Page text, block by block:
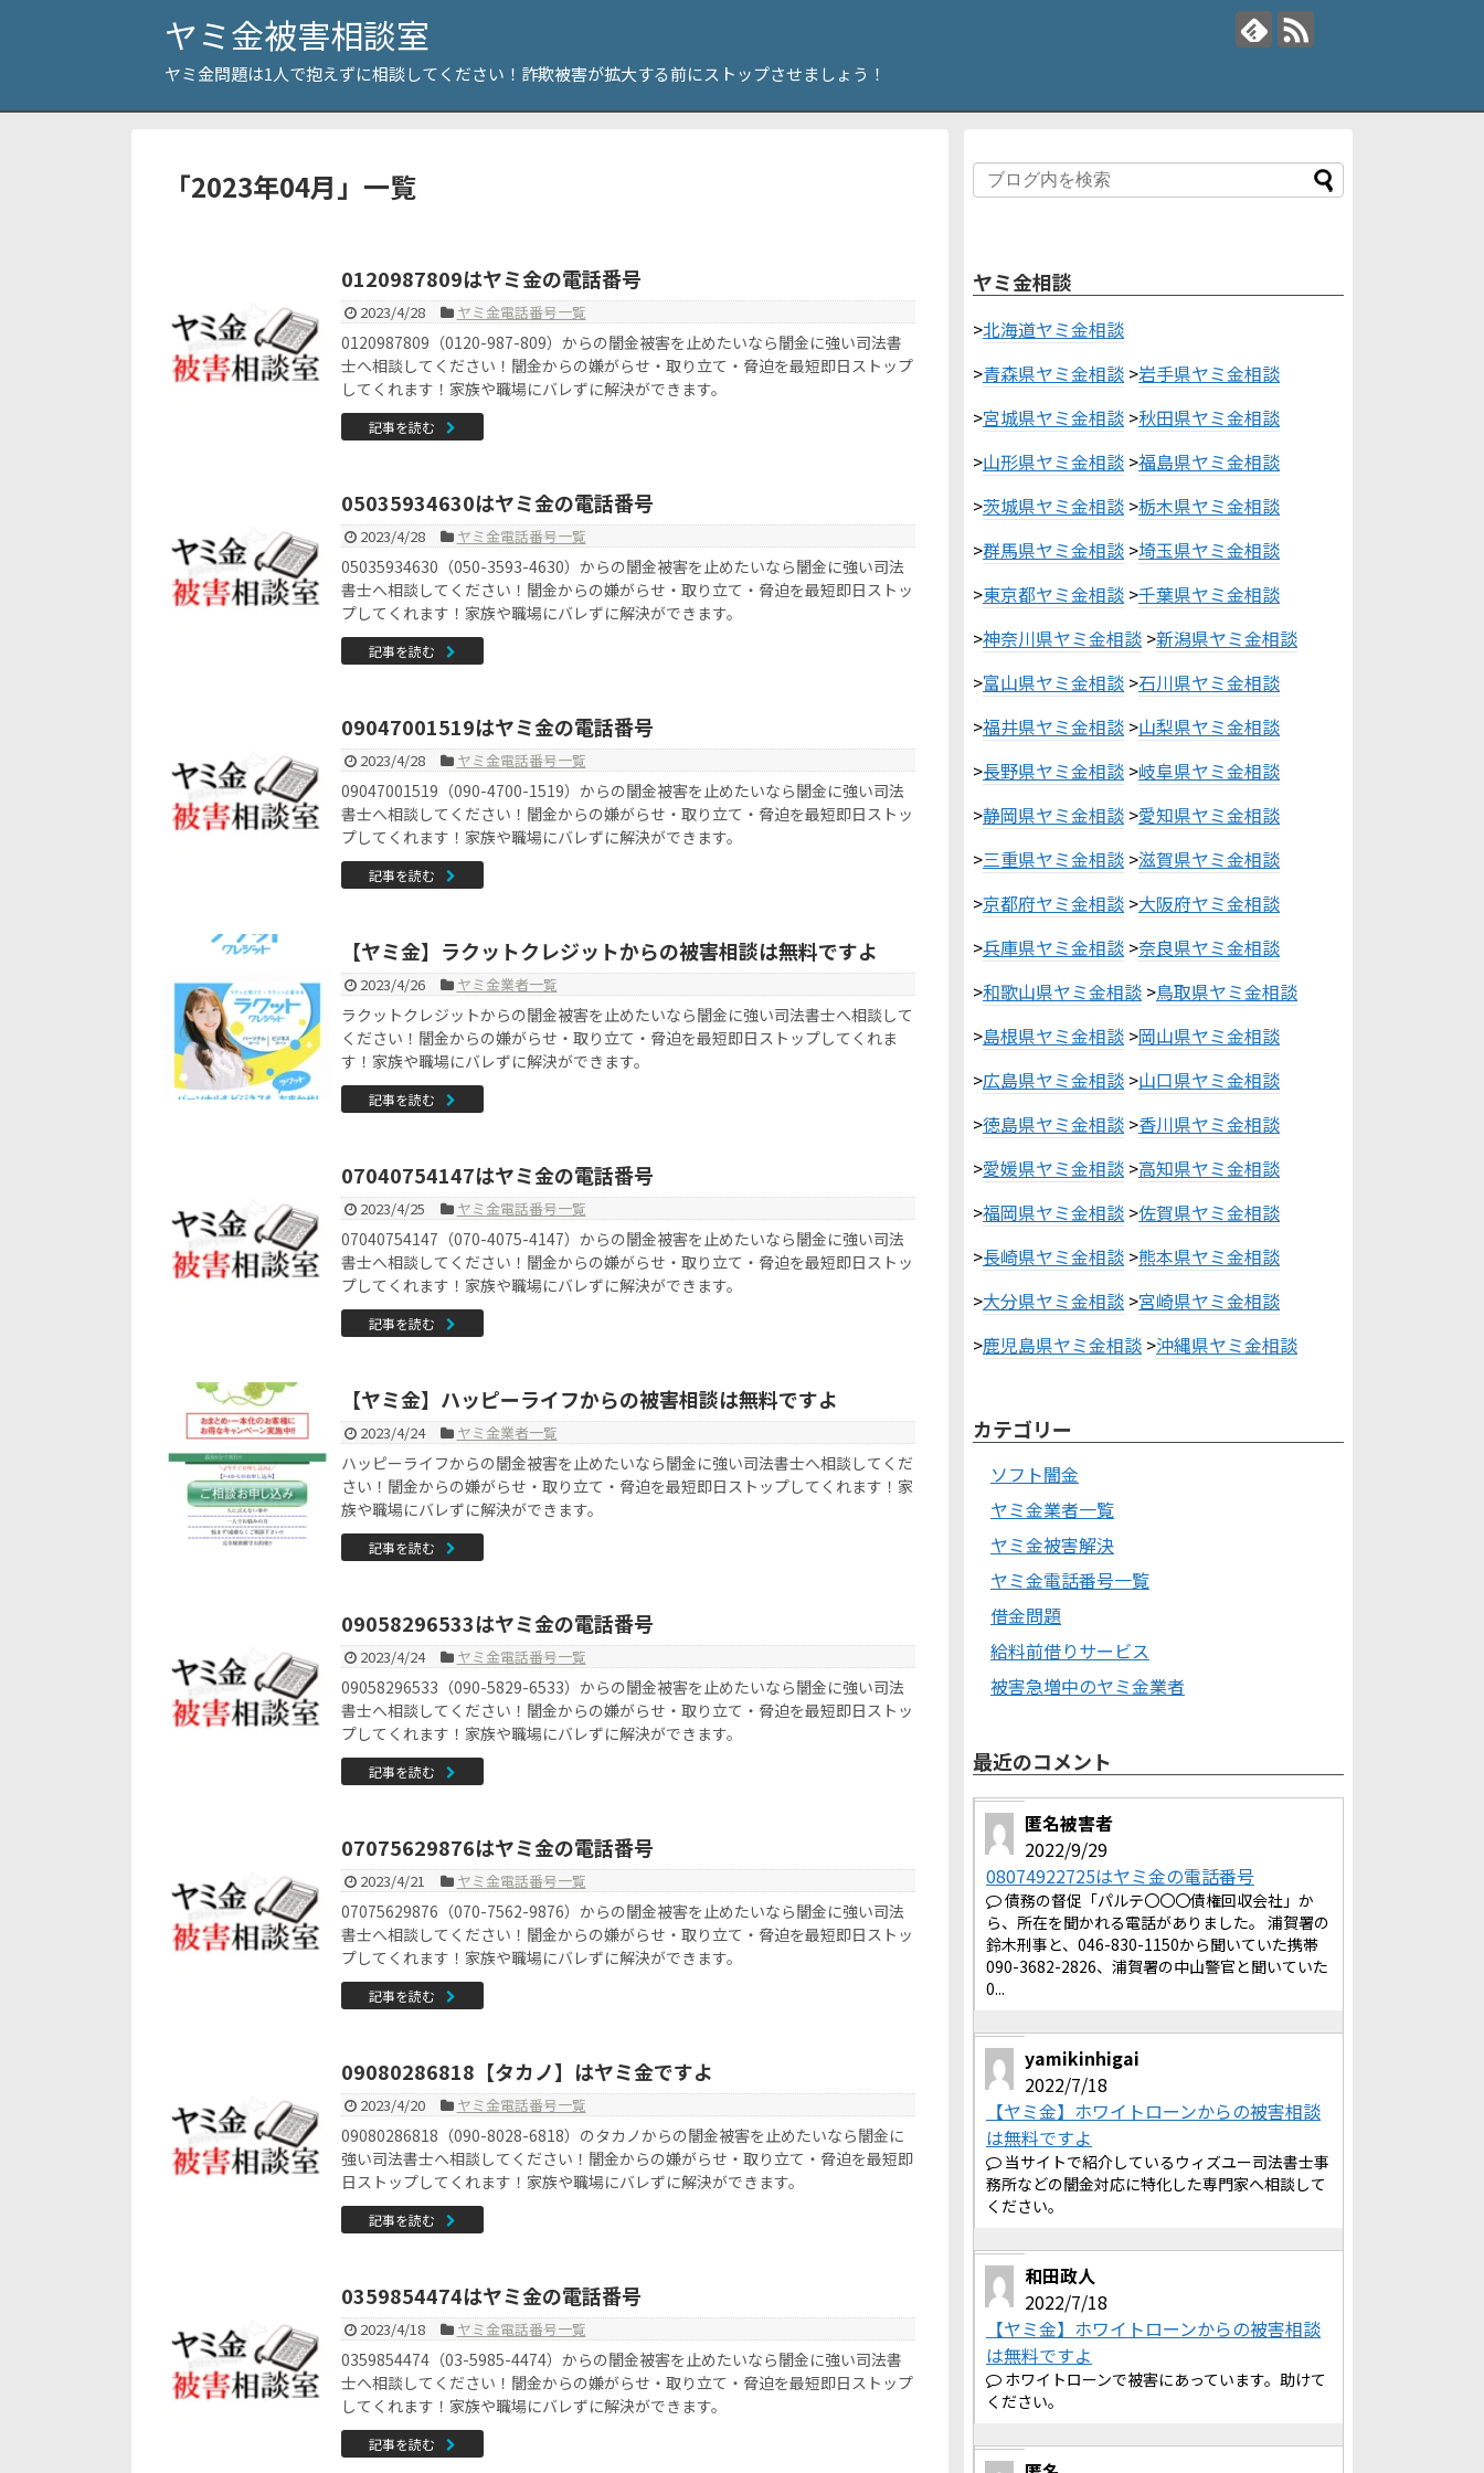
ヤミ金被害相談室
ヤミ金問題は1人で抱えずに相談してください！詐欺被害が拡大する前にストップさせましょう！
「2023年04月」 一覧
0120987809はヤミ金の電話番号
2023/4/28 ヤミ金電話番号一覧
0120987809（0120-987-809）からの闇金被害を止めたいなら闇金に強い司法書
士へ相談してください！闇金からの嫌がらせ・取り立て・脅迫を最短即日ストップ
してくれます！家族や職場にバレずに解決ができます。
記事を読む
05035934630はヤミ金の電話番号
2023/4/28 ヤミ金電話番号一覧
05035934630（050-3593-4630）からの闇金被害を止めたいなら闇金に強い司法
書士へ相談してください！闇金からの嫌がらせ・取り立て・脅迫を最短即日ストッ
プしてくれます！家族や職場にバレずに解決ができます。
記事を読む
09047001519はヤミ金の電話番号
2023/4/28 ヤミ金電話番号一覧
09047001519（090-4700-1519）からの闇金被害を止めたいなら闇金に強い司法
書士へ相談してください！闇金からの嫌がらせ・取り立て・脅迫を最短即日ストッ
プしてくれます！家族や職場にバレずに解決ができます。
記事を読む
【ヤミ金】ラクットクレジットからの被害相談は無料ですよ
2023/4/26 ヤミ金業者一覧
ラクットクレジットからの闇金被害を止めたいなら闇金に強い司法書士へ相談して
ください！闇金からの嫌がらせ・取り立て・脅迫を最短即日ストップしてくれま
す！家族や職場にバレずに解決ができます。
記事を読む
07040754147はヤミ金の電話番号
2023/4/25 ヤミ金電話番号一覧
07040754147（070-4075-4147）からの闇金被害を止めたいなら闇金に強い司法
書士へ相談してください！闇金からの嫌がらせ・取り立て・脅迫を最短即日ストッ
プしてくれます！家族や職場にバレずに解決ができます。
記事を読む
【ヤミ金】ハッピーライフからの被害相談は無料ですよ
2023/4/24 ヤミ金業者一覧
ハッピーライフからの闇金被害を止めたいなら闇金に強い司法書士へ相談してくだ
さい！闇金からの嫌がらせ・取り立て・脅迫を最短即日ストップしてくれます！家
族や職場にバレずに解決ができます。
記事を読む
09058296533はヤミ金の電話番号
2023/4/24 ヤミ金電話番号一覧
09058296533（090-5829-6533）からの闇金被害を止めたいなら闇金に強い司法
書士へ相談してください！闇金からの嫌がらせ・取り立て・脅迫を最短即日ストッ
プしてくれます！家族や職場にバレずに解決ができます。
記事を読む
07075629876はヤミ金の電話番号
2023/4/21 ヤミ金電話番号一覧
07075629876（070-7562-9876）からの闇金被害を止めたいなら闇金に強い司法
書士へ相談してください！闇金からの嫌がらせ・取り立て・脅迫を最短即日ストッ
プしてくれます！家族や職場にバレずに解決ができます。
記事を読む
09080286818【タカノ】はヤミ金ですよ
2023/4/20 ヤミ金電話番号一覧
09080286818（090-8028-6818）のタカノからの闇金被害を止めたいなら闇金に
強い司法書士へ相談してください！闇金からの嫌がらせ・取り立て・脅迫を最短即
日ストップしてくれます！家族や職場にバレずに解決ができます。
記事を読む
0359854474はヤミ金の電話番号
2023/4/18 ヤミ金電話番号一覧
0359854474（03-5985-4474）からの闇金被害を止めたいなら闇金に強い司法書
士へ相談してください！闇金からの嫌がらせ・取り立て・脅迫を最短即日ストップ
してくれます！家族や職場にバレずに解決ができます。
記事を読む
ヤミ金相談
>北海道ヤミ金相談
>青森県ヤミ金相談 >岩手県ヤミ金相談
>宮城県ヤミ金相談 >秋田県ヤミ金相談
>山形県ヤミ金相談 >福島県ヤミ金相談
>茨城県ヤミ金相談 >栃木県ヤミ金相談
>群馬県ヤミ金相談 >埼玉県ヤミ金相談
>東京都ヤミ金相談 >千葉県ヤミ金相談
>神奈川県ヤミ金相談 >新潟県ヤミ金相談
>富山県ヤミ金相談 >石川県ヤミ金相談
>福井県ヤミ金相談 >山梨県ヤミ金相談
>長野県ヤミ金相談 >岐阜県ヤミ金相談
>静岡県ヤミ金相談 >愛知県ヤミ金相談
>三重県ヤミ金相談 >滋賀県ヤミ金相談
>京都府ヤミ金相談 >大阪府ヤミ金相談
>兵庫県ヤミ金相談 >奈良県ヤミ金相談
>和歌山県ヤミ金相談 >鳥取県ヤミ金相談
>島根県ヤミ金相談 >岡山県ヤミ金相談
>広島県ヤミ金相談 >山口県ヤミ金相談
>徳島県ヤミ金相談 >香川県ヤミ金相談
>愛媛県ヤミ金相談 >高知県ヤミ金相談
>福岡県ヤミ金相談 >佐賀県ヤミ金相談
>長崎県ヤミ金相談 >熊本県ヤミ金相談
>大分県ヤミ金相談 >宮崎県ヤミ金相談
>鹿児島県ヤミ金相談 >沖縄県ヤミ金相談
カテゴリー
ソフト闇金
ヤミ金業者一覧
ヤミ金被害解決
ヤミ金電話番号一覧
借金問題
給料前借りサービス
被害急増中のヤミ金業者
最近のコメント
匿名被害者
2022/9/29
08074922725はヤミ金の電話番号
債務の督促「パルテ〇〇〇債権回収会社」か
ら、所在を聞かれる電話がありました。 浦賀署の
鈴木刑事と、046-830-1150から聞いていた携帯
090-3682-2826、浦賀署の中山警官と聞いていた
0...
yamikinhigai
2022/7/18
【ヤミ金】ホワイトローンからの被害相談
は無料ですよ
当サイトで紹介しているウィズユー司法書士事
務所などの闇金対応に特化した専門家へ相談して
ください。
和田政人
2022/7/18
【ヤミ金】ホワイトローンからの被害相談
は無料ですよ
ホワイトローンで被害にあっています。助けて
ください。